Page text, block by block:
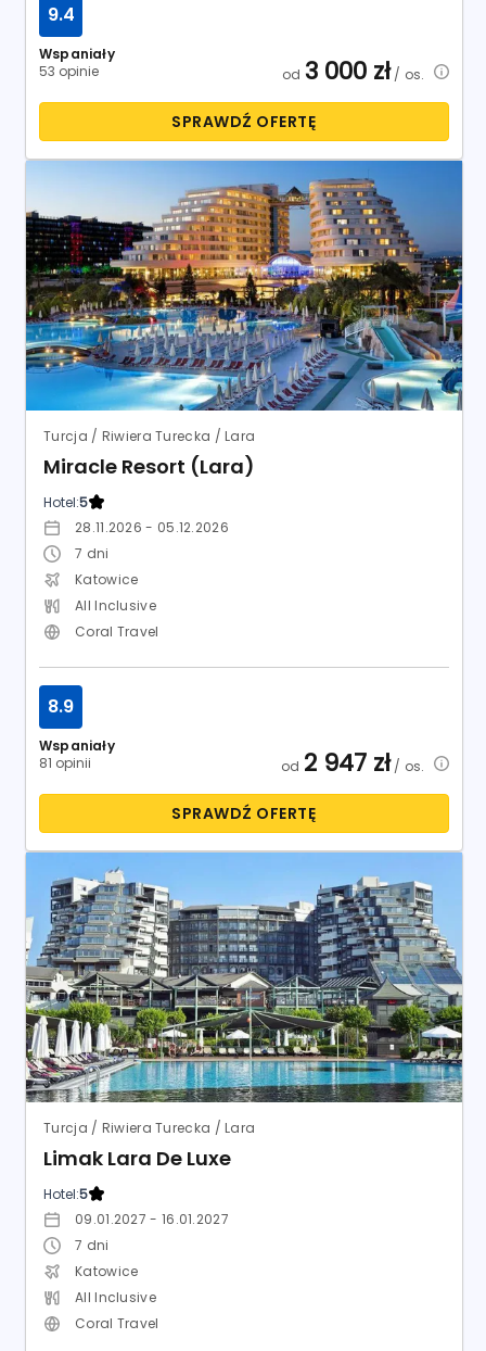
Wspaniały
53 opinie
9.4
od 3 000 zł/ os.
SPRAWDŹ OFERTĘ
Turcja / Riwiera Turecka / Lara
Miracle Resort (Lara)
Hotel:5
28.11.2026 - 05.12.2026
7 dni
Katowice
All Inclusive
Coral Travel
Wspaniały
81 opinii
8.9
od 2 947 zł/ os.
SPRAWDŹ OFERTĘ
Turcja / Riwiera Turecka / Lara
Limak Lara De Luxe
Hotel:5
09.01.2027 - 16.01.2027
7 dni
Katowice
All Inclusive
Coral Travel